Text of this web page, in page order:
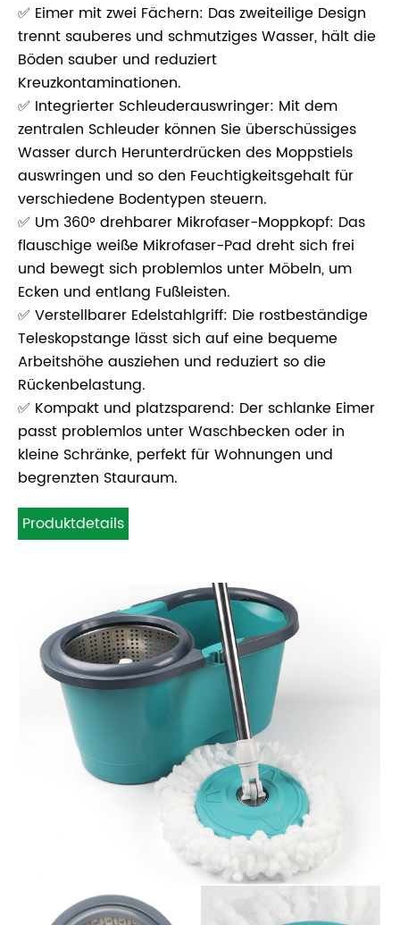
✅ Eimer mit zwei Fächern: Das zweiteilige Design
trennt sauberes und schmutziges Wasser, hält die
Böden sauber und reduziert
Kreuzkontaminationen.
✅ Integrierter Schleuderauswringer: Mit dem
zentralen Schleuder können Sie überschüssiges
Wasser durch Herunterdrücken des Moppstiels
auswringen und so den Feuchtigkeitsgehalt für
verschiedene Bodentypen steuern.
✅ Um 360° drehbarer Mikrofaser-Moppkopf: Das
flauschige weiße Mikrofaser-Pad dreht sich frei
und bewegt sich problemlos unter Möbeln, um
Ecken und entlang Fußleisten.
✅ Verstellbarer Edelstahlgriff: Die rostbeständige
Teleskopstange lässt sich auf eine bequeme
Arbeitshöhe ausziehen und reduziert so die
Rückenbelastung.
✅ Kompakt und platzsparend: Der schlanke Eimer
passt problemlos unter Waschbecken oder in
kleine Schränke, perfekt für Wohnungen und
begrenzten Stauraum.
Produktdetails